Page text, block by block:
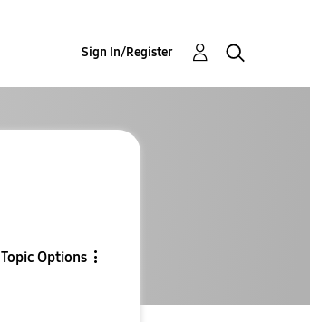
Sign In/Register
Topic Options